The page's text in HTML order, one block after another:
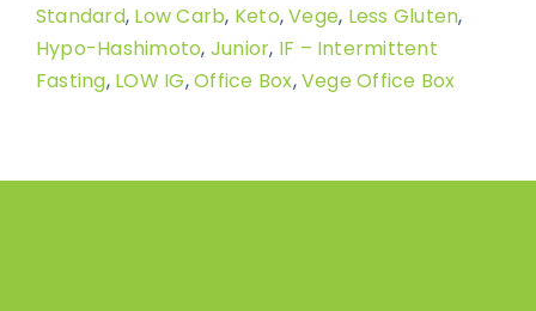
Standard, Low Carb, Keto,Vege, Less Gluten,
Hypo-Hashimoto, Junior, IF – Intermittent
Fasting, LOW IG,Office Box,Vege Office Box